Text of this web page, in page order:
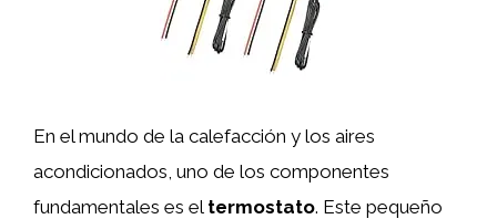
En el mundo de la calefacción y los aires
acondicionados, uno de los componentes
fundamentales es el termostato. Este pequeño